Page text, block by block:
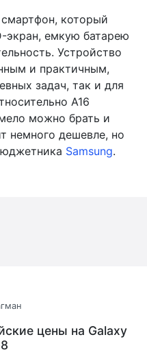
который
экран, емкую батарею
Устройство
и практичным,
задач, так и для
A16
можно брать и
немного дешевле, но
Samsung.
цены на Galaxy